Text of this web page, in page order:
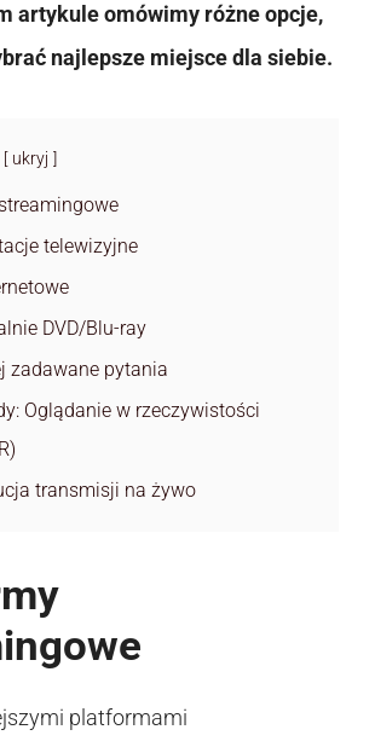
artykule omówimy różne opcje,
najlepsze miejsce dla siebie.
ukryj
telewizyjne
DVD/Blu-ray
zadawane pytania
Oglądanie w rzeczywistości
transmisji na żywo
platformami